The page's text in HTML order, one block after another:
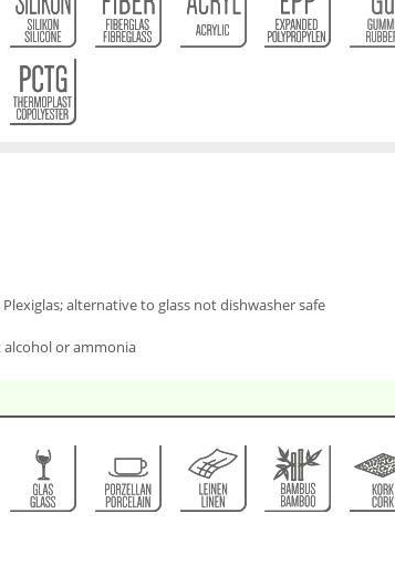
alternative to glass not dishwasher safe
or ammonia